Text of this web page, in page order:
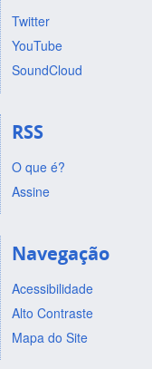
Twitter
YouTube
SoundCloud
RSS
O que é?
Assine
Navegação
Acessibilidade
Alto Contraste
Mapa do Site